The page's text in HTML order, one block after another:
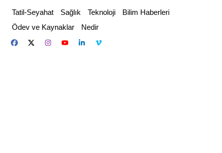
content
Tatil-Seyahat Sağlık Teknoloji
Bilim Haberleri
Ödev ve Kaynaklar
Nedir